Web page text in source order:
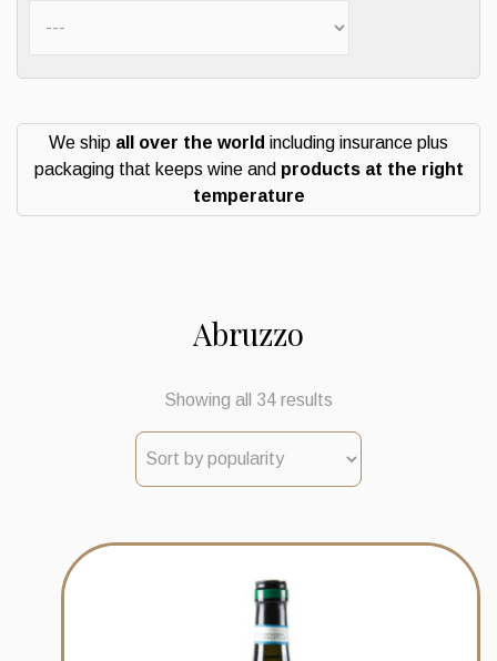
We ship all over the world including insurance plus
packaging that keeps wine and products at the right
temperature
Abruzzo
Showing all 34 results
popularity